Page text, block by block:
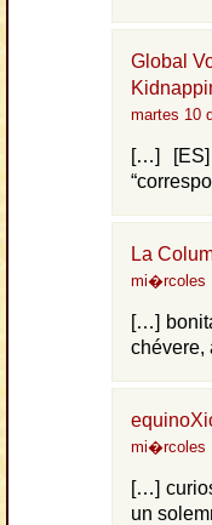
Global
martes 10
[…]
La
mi�rcoles
[…]
chévere,
mi�rcoles
[…]
un